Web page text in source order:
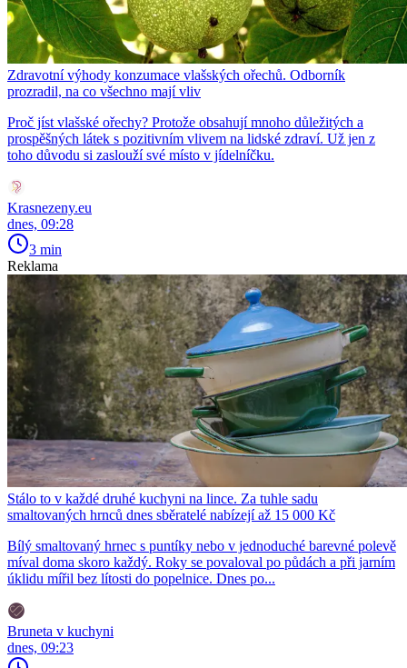
Zdravotní výhody konzumace vlašských ořechů. Odborník
prozradil, na co všechno mají vliv
Proč jíst vlašské ořechy? Protože obsahují mnoho důležitých a
prospěšných látek s pozitivním vlivem na lidské zdraví. Už jen z
toho důvodu si zaslouží své místo v jídelníčku.
Krasnezeny.eu
dnes, 09:28
3 min
Reklama
Stálo to v každé druhé kuchyni na lince. Za tuhle sadu
smaltovaných hrnců dnes sběratelé nabízejí až 15 000 Kč
Bílý smaltovaný hrnec s puntíky nebo v jednoduché barevné polevě
míval doma skoro každý. Roky se povaloval po půdách a při jarním
úklidu mířil bez lítosti do popelnice. Dnes po...
Bruneta v kuchyni
dnes, 09:23